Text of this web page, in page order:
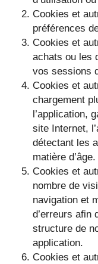
Cookies et
préférences
Cookies et
achats ou les
vos sessions
Cookies et
chargement
l’application,
site Internet,
détectant les
matière d’âge.
Cookies et
nombre de
navigation et
d’erreurs afin
structure de
application.
Cookies et